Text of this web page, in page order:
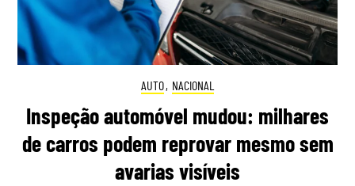
AUTO, NACIONAL
Inspeção automóvel mudou: milhares
de carros podem reprovar mesmo sem
avarias visíveis